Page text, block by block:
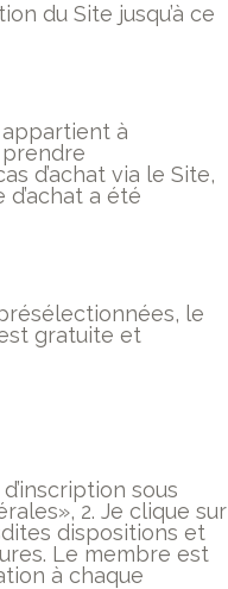
du Site jusqu’à ce
appartient à
d’achat via le Site,
a été
le
gratuite et
sous
2. Je clique sur
dispositions et
Le membre est
à chaque